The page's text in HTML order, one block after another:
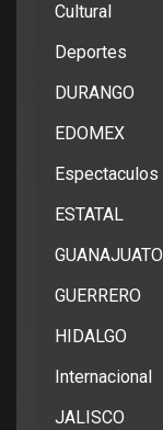
Cultural
Deportes
DURANGO
EDOMEX
Espectaculos
ESTATAL
GUANAJUATO
GUERRERO
HIDALGO
Internacional
JALISCO